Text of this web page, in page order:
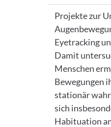
Projekte zur
Eyetracking
Damit
Menschen
Bewegungen
stationär
sich
Habituation